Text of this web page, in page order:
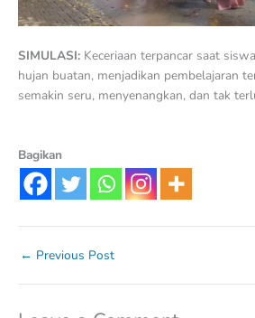
SIMULASI: Keceriaan terpancar saat
hujan buatan, menjadikan pembelajaran
semakin seru, menyenangkan, dan tak
Bagikan
← Previous Post